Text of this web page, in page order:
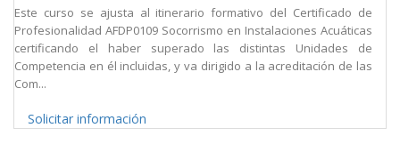
Este curso se ajusta al itinerario formativo del Certificado de
Profesionalidad AFDP0109 Socorrismo en Instalaciones Acuáticas
certificando el haber superado las distintas Unidades de
Competencia en él incluidas, y va dirigido a la acreditación de las
Com...
Solicitar información